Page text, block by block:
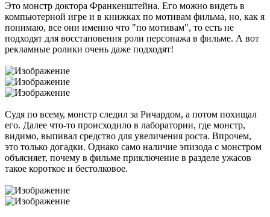
Это монстр доктора Франкенштейна. Его можно видеть в
компьютерной игре и в книжках по мотивам фильма, но, как я
понимаю, все они именно что "по мотивам", то есть не
подходят для восстановения роли персонажа в фильме. А вот
рекламные ролики очень даже подходят!
Судя по всему, монстр следил за Ричардом, а потом похищал
его. Далее что-то происходило в лаборатории, где монстр,
видимо, выпивал средство для увеличения роста. Впрочем,
это только догадки. Однако само наличие эпизода с монстром
объясняет, почему в фильме приключение в разделе ужасов
такое короткое и бестолковое.